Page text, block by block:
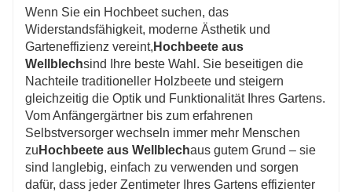
Wenn Sie ein Hochbeet suchen, das
Widerstandsfähigkeit, moderne Ästhetik und
Garteneffizienz vereint, Hochbeete aus
Wellblechsind Ihre beste Wahl. Sie beseitigen die
Nachteile traditioneller Holzbeete und steigern
gleichzeitig die Optik und Funktionalität Ihres Gartens.
Vom Anfängergärtner bis zum erfahrenen
Selbstversorger wechseln immer mehr Menschen
zu Hochbeete aus Wellblechaus gutem Grund – sie
sind langlebig, einfach zu verwenden und sorgen
dafür, dass jeder Zentimeter Ihres Gartens effizienter